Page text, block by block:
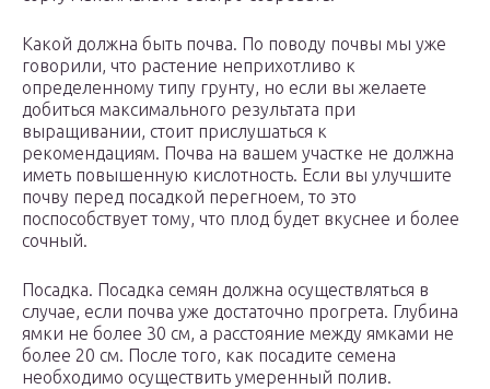
Какой должна быть почва. По поводу почвы мы уже
говорили, что растение неприхотливо к
определенному типу грунту, но если вы желаете
добиться максимального результата при
выращивании, стоит прислушаться к
рекомендациям. Почва на вашем участке не должна
иметь повышенную кислотность. Если вы улучшите
почву перед посадкой перегноем, то это
поспособствует тому, что плод будет вкуснее и более
сочный.
Посадка. Посадка семян должна осуществляться в
случае, если почва уже достаточно прогрета. Глубина
ямки не более 30 см, а расстояние между ямками не
более 20 см. После того, как посадите семена
необходимо осуществить умеренный полив.